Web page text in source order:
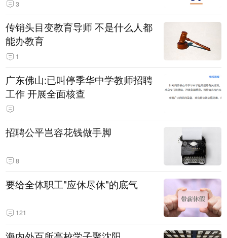
3
传销头目变教育导师 不是什么人都
能办教育
1
广东佛山:已叫停季华中学教师招聘
工作 开展全面核查
招聘公平岂容花钱做手脚
8
要给全体职工"应休尽休"的底气
121